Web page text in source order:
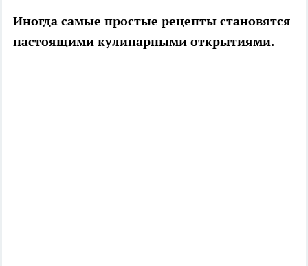
Иногда самые простые рецепты становятся
настоящими кулинарными открытиями.